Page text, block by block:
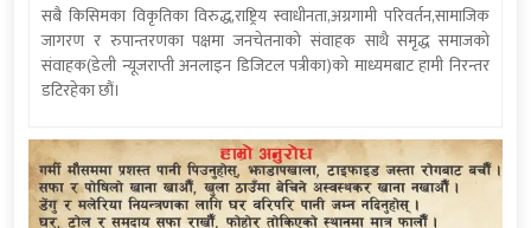
सबै किसिमका विकृतिका विरुद्ध,राष्ट्रिय स्वाधीनता,अग्रगामी परिवर्तन,सामाजिक
जागरण र रुपान्तरणका पक्षमा जनचेतनाको संवाहक साथै समृद्ध समाजको
संवाहक(डेली न्यूजराप्ती अनलाइन डिजिटल पत्रीका)को माध्यमबाट हामी निरन्तर
डटिरहेका छौं।